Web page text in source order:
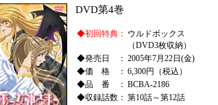
DVD第4巻
◆初回特典： ウルドボックス
（DVD3枚収納）
◆発売日 ： 2005年7月22日(金)
◆価 格 ： 6,300円（税込）
◆品 番 ： BCBA-2186
◆収録話数： 第10話～第12話